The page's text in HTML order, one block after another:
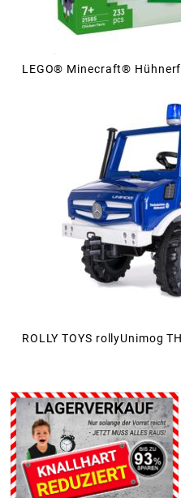
LEGO® Minecraft®
ROLLY TOYS rollyUnimog